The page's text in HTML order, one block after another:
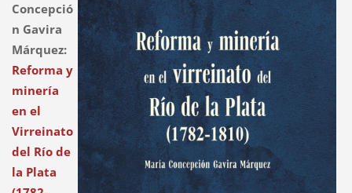
Concepció
n Gavira
Márquez:
Reforma y
minería
en el
Virreinato
del Río de
la Plata